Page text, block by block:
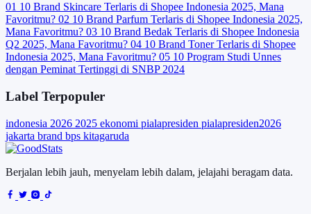
01 10 Brand Skincare Terlaris di Shopee Indonesia 2025, Mana
Favoritmu? 02 10 Brand Parfum Terlaris di Shopee Indonesia 2025,
Mana Favoritmu? 03 10 Brand Bedak Terlaris di Shopee Indonesia
Q2 2025, Mana Favoritmu? 04 10 Brand Toner Terlaris di Shopee
Indonesia 2025, Mana Favoritmu? 05 10 Program Studi Unnes
dengan Peminat Tertinggi di SNBP 2024
Label Terpopuler
indonesia 2026 2025 ekonomi pialapresiden pialapresiden2026
jakarta brand bps kitagaruda
Berjalan lebih jauh, menyelam lebih dalam, jelajahi beragam data.